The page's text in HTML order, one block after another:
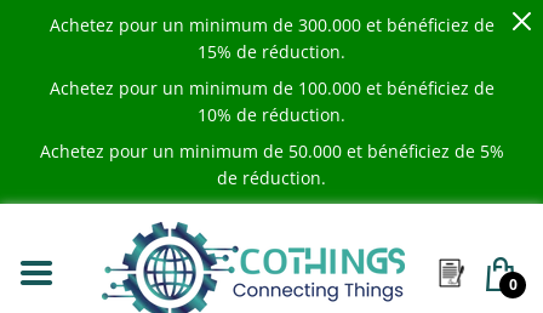
Achetez pour un minimum de 300.000et bénéficiez de
15% de réduction.
Achetez pour un minimum de 100.000et bénéficiez de
10% de réduction.
Achetez pour un minimum de 50.000et bénéficiez de 5%
de réduction.
0